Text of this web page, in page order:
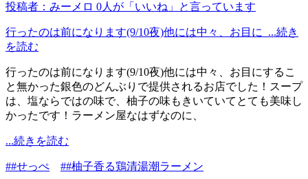
投稿者：みーメロ 0人が「いいね」と言っています
行ったのは前になります(9/10夜)他には中々、お目に ...続き
を読む
行ったのは前になります(9/10夜)他には中々、お目にするこ
と無かった銀色のどんぶりで提供されるお店でした！スープ
は、塩ならではの味で、柚子の味もきいていてとても美味し
かったです！ラーメン屋なはずなのに、
...続きを読む
##せっぺ ##柚子香る鶏清湯潮ラーメン